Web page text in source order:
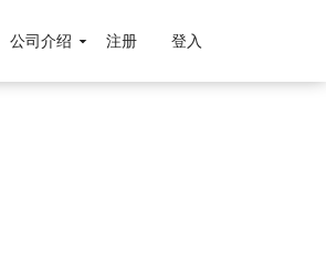
公司介绍 注册 登入